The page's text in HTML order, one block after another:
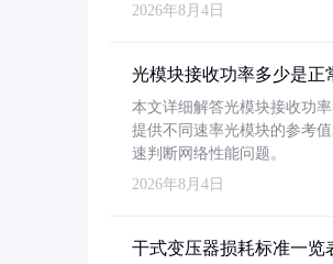
2026年8月4日
光模块接收功率多少是正
本文详细解答光模块接收功
提供不同速率光模块的参考
速判断网络性能问题。
2026年8月4日
干式变压器损耗标准一览